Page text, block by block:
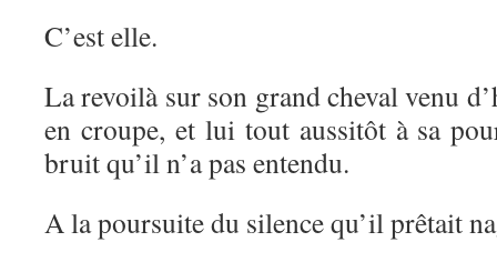
C’est elle.
La revoilà sur son grand cheval venu
en croupe, et lui tout aussitôt à sa
bruit qu’il n’a pas entendu.
A la poursuite du silence qu’il prêtait